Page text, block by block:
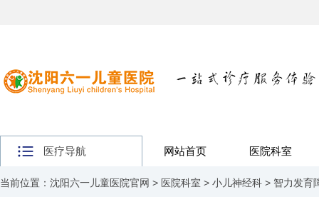
医疗导航 网站首页 医院科室
当前位置： 沈阳六一儿童医院官网 > 医院科室 > 小儿神经科 > 智力发育